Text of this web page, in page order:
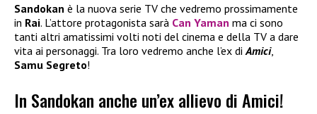
Sandokan è la nuova serie TV che vedremo prossimamente
in Rai. L’attore protagonista sarà Can Yaman ma ci sono
tanti altri amatissimi volti noti del cinema e della TV a dare
vita ai personaggi. Tra loro vedremo anche l’ex di Amici,
Samu Segreto!
In Sandokan anche un’ex allievo di Amici!